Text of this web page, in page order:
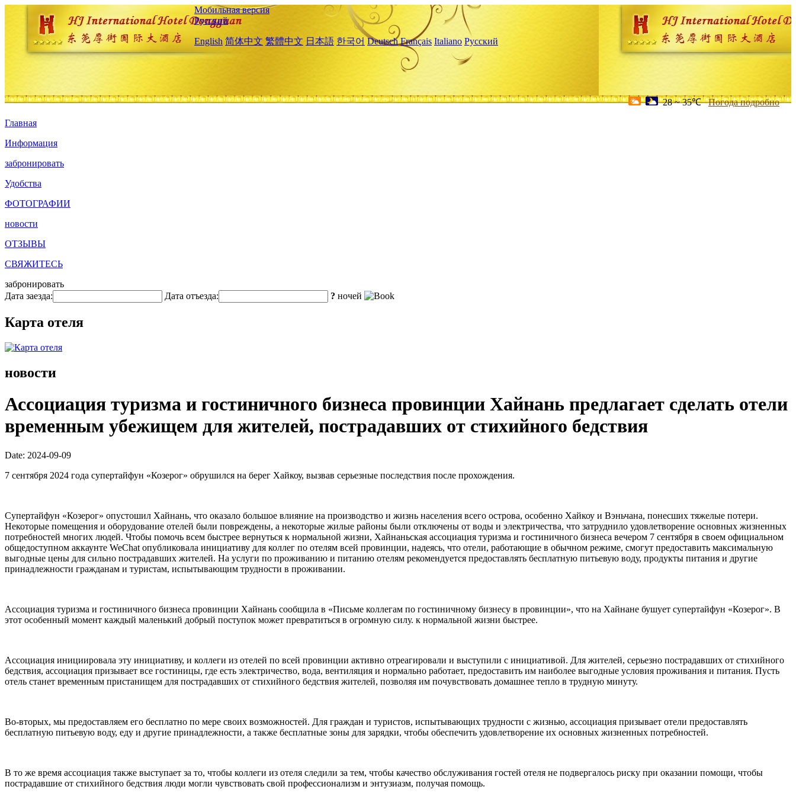
Мобильная версия
Русский
English 简体中文 繁體中文 日本語 한국어 Deutsch Français Italiano Русский
28 ~ 35℃ Погода подробно
Главная
Информация
забронировать
Удобства
ФОТОГРАФИИ
новости
ОТЗЫВЫ
СВЯЖИТЕСЬ
забронировать
Дата заезда:
Дата отъезда: ? ночей
Карта отеля
новости
Ассоциация туризма и гостиничного бизнеса провинции Хайнань предлагает сделать отели
временным убежищем для жителей, пострадавших от стихийного бедствия
Date: 2024-09-09
7 сентября 2024 года супертайфун «Козерог» обрушился на берег Хайкоу, вызвав серьезные последствия после прохождения.
Супертайфун «Козерог» опустошил Хайнань, что оказало большое влияние на производство и жизнь населения всего острова, особенно Хайкоу и Вэньчана, понесших тяжелые потери.
Некоторые помещения и оборудование отелей были повреждены, а некоторые жилые районы были отключены от воды и электричества, что затруднило удовлетворение основных жизненных
потребностей многих людей. Чтобы помочь всем быстрее вернуться к нормальной жизни, Хайнаньская ассоциация туризма и гостиничного бизнеса вечером 7 сентября в своем официальном
общедоступном аккаунте WeChat опубликовала инициативу для коллег по отелям всей провинции, надеясь, что отели, работающие в обычном режиме, смогут предоставить максимальную
выгодные цены для сильно пострадавших жителей. На услуги по проживанию и питанию отелям рекомендуется предоставлять бесплатную питьевую воду, продукты питания и другие
принадлежности гражданам и туристам, испытывающим трудности в проживании.
Ассоциация туризма и гостиничного бизнеса провинции Хайнань сообщила в «Письме коллегам по гостиничному бизнесу в провинции», что на Хайнане бушует супертайфун «Козерог». В
этот особенный момент каждый маленький добрый поступок может превратиться в огромную силу. к нормальной жизни быстрее.
Ассоциация инициировала эту инициативу, и коллеги из отелей по всей провинции активно отреагировали и выступили с инициативой. Для жителей, серьезно пострадавших от стихийного
бедствия, ассоциация призывает все гостиницы, где есть электричество, вода, вентиляция и нормально работает, предоставить им наиболее выгодные условия проживания и питания. Пусть
отель станет временным пристанищем для пострадавших от стихийного бедствия жителей, позволяя им почувствовать домашнее тепло в трудную минуту.
Во-вторых, мы предоставляем его бесплатно по мере своих возможностей. Для граждан и туристов, испытывающих трудности с жизнью, ассоциация призывает отели предоставлять
бесплатную питьевую воду, еду и другие принадлежности, а также бесплатные зоны для зарядки, чтобы обеспечить удовлетворение их основных жизненных потребностей.
В то же время ассоциация также выступает за то, чтобы коллеги из отеля следили за тем, чтобы качество обслуживания гостей отеля не подвергалось риску при оказании помощи, чтобы
пострадавшие от стихийного бедствия люди могли чувствовать свой профессионализм и энтузиазм, получая помощь.